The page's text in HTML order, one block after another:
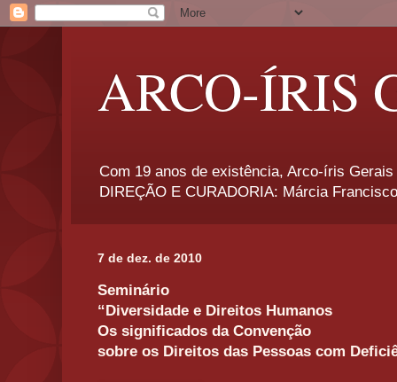
ARCO-ÍRIS
Com 19 anos de existência, Arco-íris
DIREÇÃO E CURADORIA: Márcia
7 de dez. de 2010
Seminário
“Diversidade e Direitos Humanos
Os significados da Convenção
sobre os Direitos das Pessoas com